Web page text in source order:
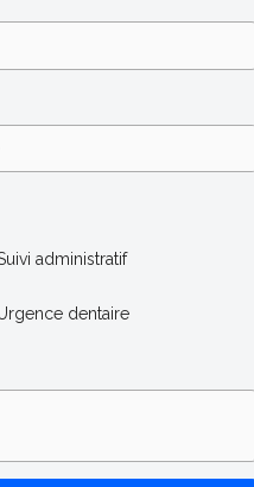
administratif
dentaire